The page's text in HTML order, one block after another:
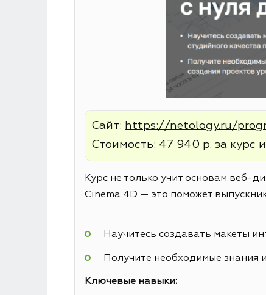
Сайт: https://netology.ru/
Стоимость: 47 940 р. за курс
Курс не только учит основам веб-
Cinema 4D — это поможет
Научитесь создавать макеты
Получите необходимые знания
Ключевые навыки: